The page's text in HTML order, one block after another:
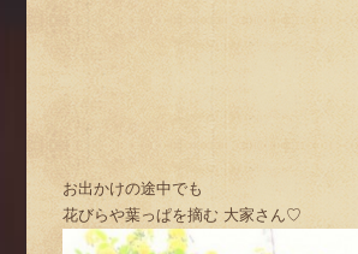
お出かけの途中でも
花びらや葉っぱを摘む 大家さん♡